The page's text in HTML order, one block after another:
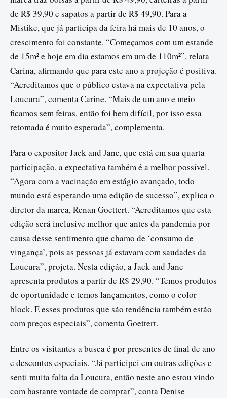
de R$ 39,90 e sapatos a partir de R$ 49,90. Para a
Mistike, que já participa da feira há mais de 10 anos, o
crescimento foi constante. “Começamos com um estande
de 15m² e hoje em dia estamos em um de 110m²”, relata
Carina, afirmando que para este ano a projeção é positiva.
“Acreditamos que o público estava na expectativa pela
Loucura”, comenta Carine. “Mais de um ano e meio
ficamos sem feiras, então foi bem difícil, por isso essa
retomada é muito esperada”, complementa.
Para o expositor Jack and Jane, que está em sua quarta
participação, a expectativa também é a melhor possível.
“Agora com a vacinação em estágio avançado, todo
mundo está esperando uma edição de sucesso”, explica o
diretor da marca, Renan Goettert. “Acreditamos que esta
edição será inclusive melhor que antes da pandemia por
causa desse sentimento que chamo de ‘consumo de
vingança’, pois as pessoas já estavam com saudades da
Loucura”, projeta. Nesta edição, a Jack and Jane
apresenta produtos a partir de R$ 29,90. “Temos produtos
de oportunidade e temos lançamentos, como o color
block. E esses produtos que são tendência também estão
com preços especiais”, comenta Goettert.
Entre os visitantes a busca é por presentes de final de ano
e descontos especiais. “Já participei em outras edições e
senti muita falta da Loucura, então neste ano estou vindo
com bastante vontade de comprar”, conta Denise